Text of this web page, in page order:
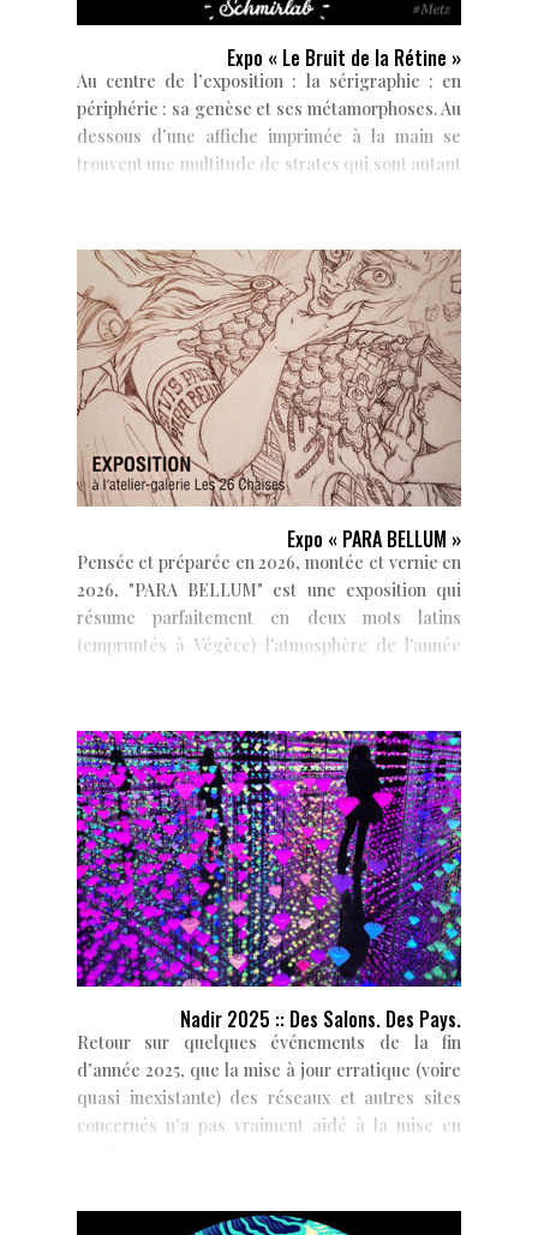
Expo « Le Bruit de la Rétine »
Au centre de l’exposition : la sérigraphie ; en
périphérie : sa genèse et ses métamorphoses. Au
dessous d’une affiche imprimée à la main se
trouvent une multitude de strates qui sont autant
Expo « PARA BELLUM »
Pensée et préparée en 2026, montée et vernie en
2026, "PARA BELLUM" est une exposition qui
résume parfaitement en deux mots latins
(empruntés à Végèce) l'atmosphère de l'année
Nadir 2025 :: Des Salons. Des Pays.
Retour sur quelques événements de la fin
d’année 2025, que la mise à jour erratique (voire
quasi inexistante) des réseaux et autres sites
concernés n’a pas vraiment aidé à la mise en